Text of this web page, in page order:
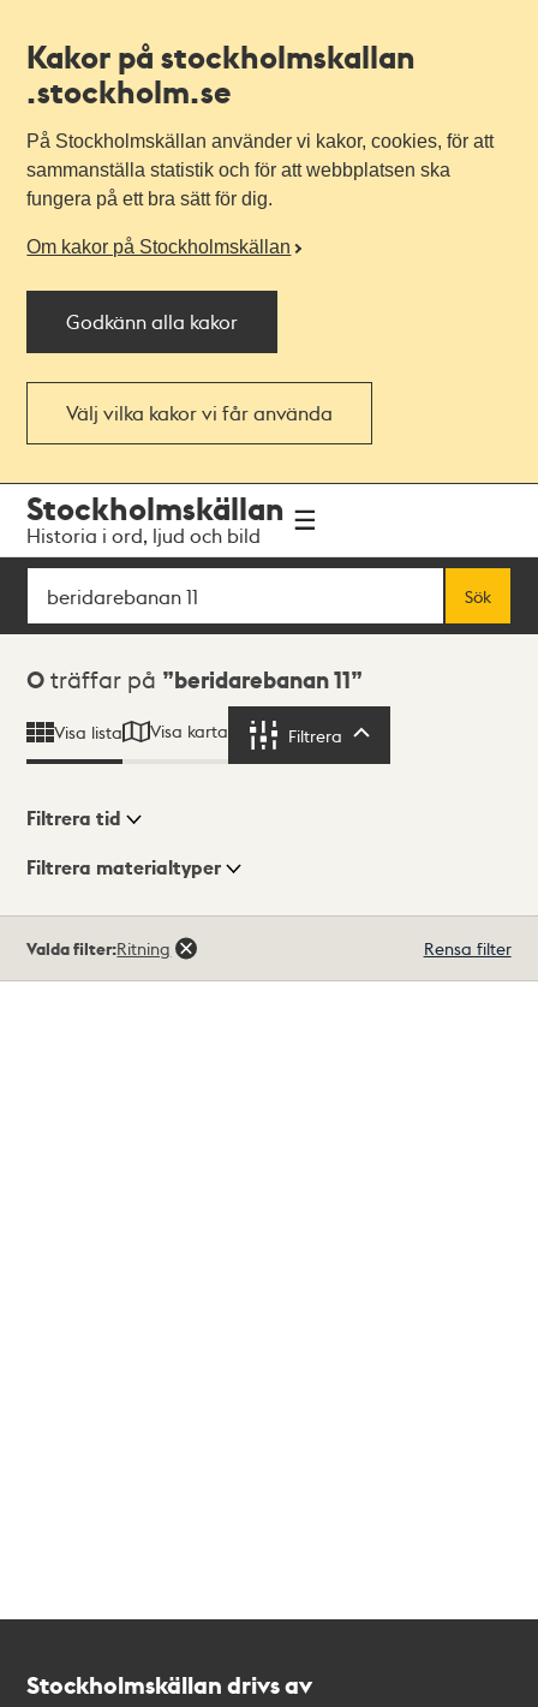
Kakor på stockholmskallan
.stockholm.se
På Stockholmskällan använder vi kakor, cookies, för att
sammanställa statistik och för att webbplatsen ska
fungera på ett bra sätt för dig.
Om kakor på Stockholmskällan
Godkänn alla kakor
Välj vilka kakor vi får använda
navigationen
huvudinnehållet
Stockholmskällan
Historia i ord, ljud och bild
Sök
Sök
Sökresultat
0 träffar på beridarebanan 11
Visa lista Visa karta Filtrera
Visningsläge
Filtrera tid
Filtrera materialtyper
träffar
Valda filter:Ritning Rensa filter
Stockholmskällan drivs av